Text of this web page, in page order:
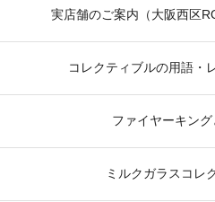
実店舗のご案内（大阪西区
コレクティブルの用語・
ファイヤーキング
ミルクガラスコレ